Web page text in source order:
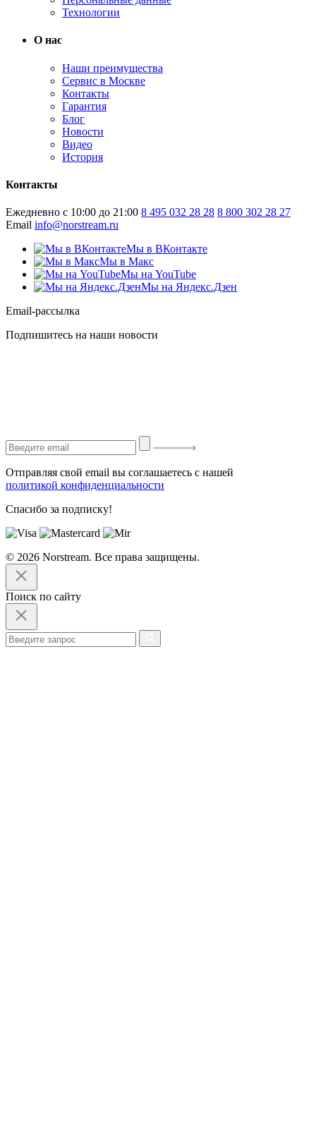
Технологии
О нас
Наши преимущества
Сервис в Москве
Контакты
Гарантия
Блог
Новости
Видео
История
Контакты
Ежедневно с 10:00 до 21:00 8 495 032 28 28 8 800 302 28 27
Email info@norstream.ru
Мы в ВКонтакте
Мы в Макс
Мы на YouTube
Мы на Яндекс.Дзен
Email-рассылка
Подпишитесь на наши новости
Отправляя свой email вы соглашаетесь с нашей
политикой конфиденциальности
Спасибо за подписку!
© 2026 Norstream. Все права защищены.
Поиск по сайту